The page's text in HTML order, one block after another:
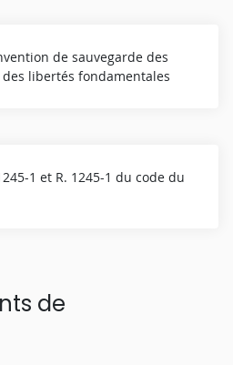
de sauvegarde des
libertés fondamentales
1 et R. 1245-1 du code du
de